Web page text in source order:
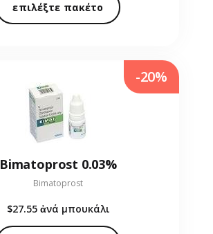
επιλέξτε πακέτο
Bimatoprost 0.03%
Bimatoprost
$27.55 ἀνά μπουκάλι
-20%